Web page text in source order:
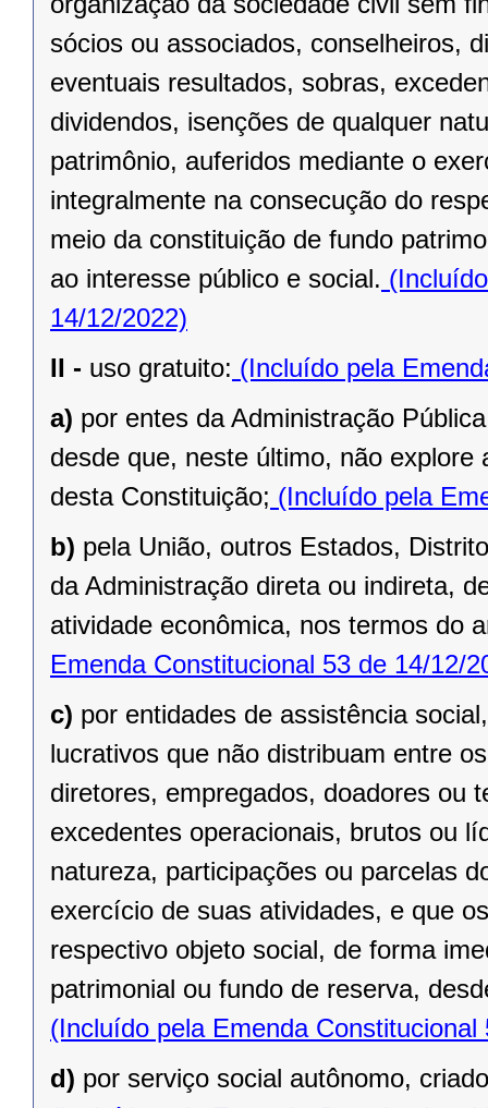
sócios ou associados, conselheiros,
eventuais resultados, sobras,
dividendos, isenções de qualquer
patrimônio, auferidos mediante o
integralmente na consecução do
meio da constituição de fundo
ao interesse público e social.
14/12/2022)
II - uso gratuito: (Incluído pela
a) por entes da Administração
desde que, neste último, não
desta Constituição; (Incluído pela
b) pela União, outros Estados,
da Administração direta ou indireta,
atividade econômica, nos termos do
Emenda Constitucional 53 de 14/12/
c) por entidades de assistência
lucrativos que não distribuam entre
diretores, empregados, doadores ou
excedentes operacionais, brutos ou
natureza, participações ou parcelas
exercício de suas atividades, e que
respectivo objeto social, de forma
patrimonial ou fundo de reserva,
(Incluído pela Emenda Constitucional
d) por serviço social autônomo,